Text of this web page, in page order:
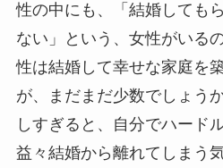
性の中にも、「結婚しても
ない」という、女性がいる
性は結婚して幸せな家庭を
が、まだまだ少数でしょう
しすぎると、自分でハード
益々結婚から離れてしまう